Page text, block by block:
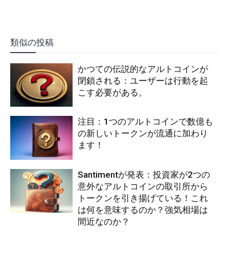
類似の投稿
かつての伝説的なアルトコインが
閉鎖される：ユーザーは行動を起
こす必要がある。
注目：1つのアルトコインで数億も
の新しいトークンが流通に加わり
ます！
Santimentが発表：投資家が2つの
意外なアルトコインの取引所から
トークンを引き揚げている！これ
は何を意味するのか？強気相場は
間近なのか？